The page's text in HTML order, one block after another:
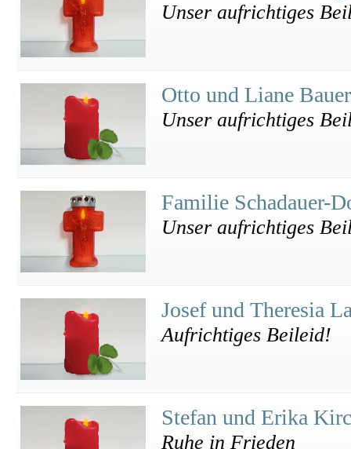
Unser aufrichtiges
Otto und Liane
Unser aufrichtiges
Familie Schadauer-
Unser aufrichtiges
Josef und Theresia
Aufrichtiges Beileid!
Stefan und Erika
Ruhe in Frieden